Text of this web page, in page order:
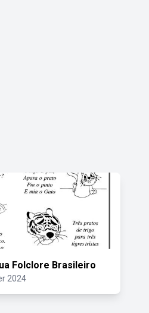
Folclore Brasileiro
2024